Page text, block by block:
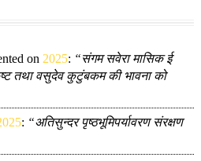
on 2025: “संगम सवेरा मासिक ई
तथा वसुदेव कुटुंबकम की भावना को
: “अतिसुन्दर पृष्ठभूमिपर्यावरण संरक्षण